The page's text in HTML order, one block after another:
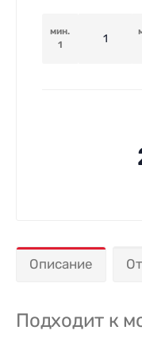
мин.
1
Описание
Подходит к